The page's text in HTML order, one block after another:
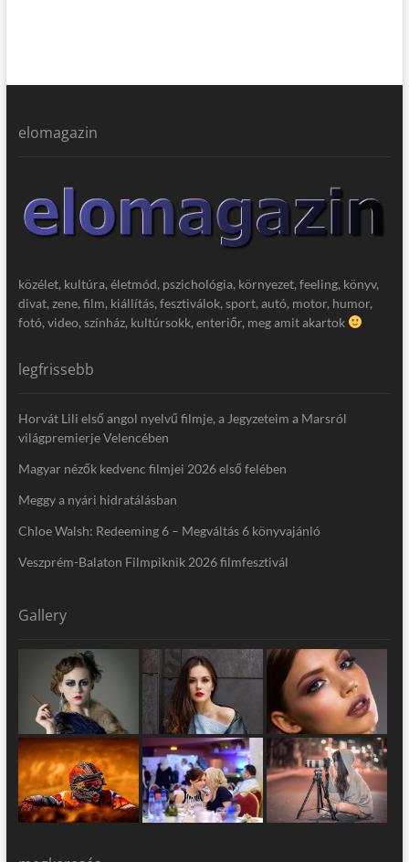
elomagazin
közélet, kultúra, életmód, pszichológia, környezet, feeling, könyv,
divat, zene, film, kiállítás, fesztiválok, sport, autó, motor, humor,
fotó, video, színház, kultúrsokk, enteriőr, meg amit akartok
legfrissebb
Horvát Lili első angol nyelvű filmje, a Jegyzeteim a Marsról
világpremierje Velencében
Magyar nézők kedvenc filmjei 2026 első felében
Meggy a nyári hidratálásban
Chloe Walsh: Redeeming 6 – Megváltás 6 könyvajánló
Veszprém-Balaton Filmpiknik 2026 filmfesztivál
Gallery